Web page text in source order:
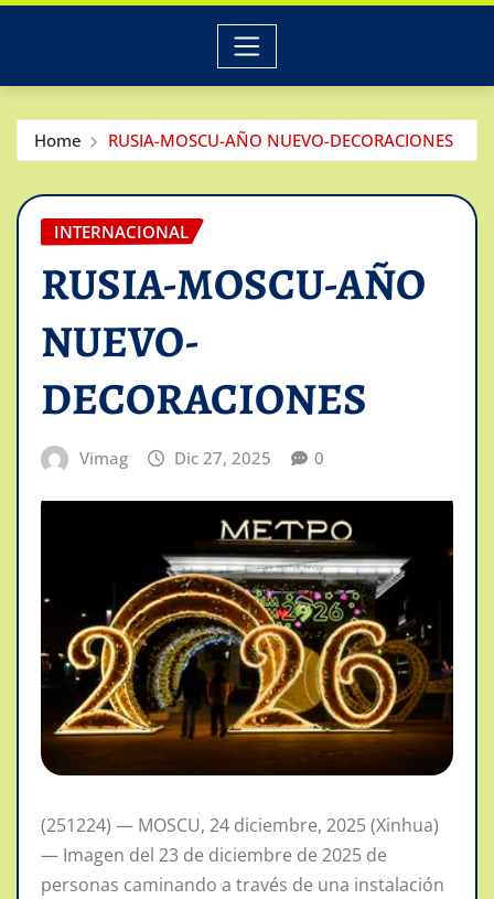
Home RUSIA-MOSCU-AÑO NUEVO-DECORACIONES
INTERNACIONAL
RUSIA-MOSCU-AÑO
NUEVO-
DECORACIONES
Vimag Dic 27, 2025 0
(251224) — MOSCU, 24 diciembre, 2025 (Xinhua)
— Imagen del 23 de diciembre de 2025 de
personas caminando a través de una instalación